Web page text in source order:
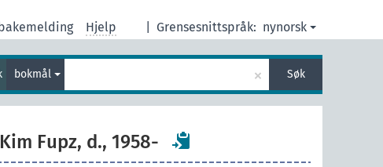
Grensesnittspråk: nynorsk
Hjelp
bokmål × Søk
Fupz, d., 1958-